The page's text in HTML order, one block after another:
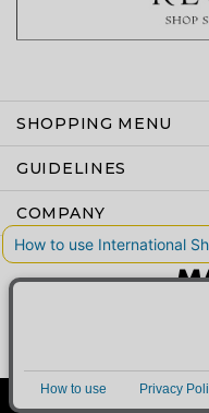
SHOPPING MENU
GUIDELINES
COMPANY
Copyright ©